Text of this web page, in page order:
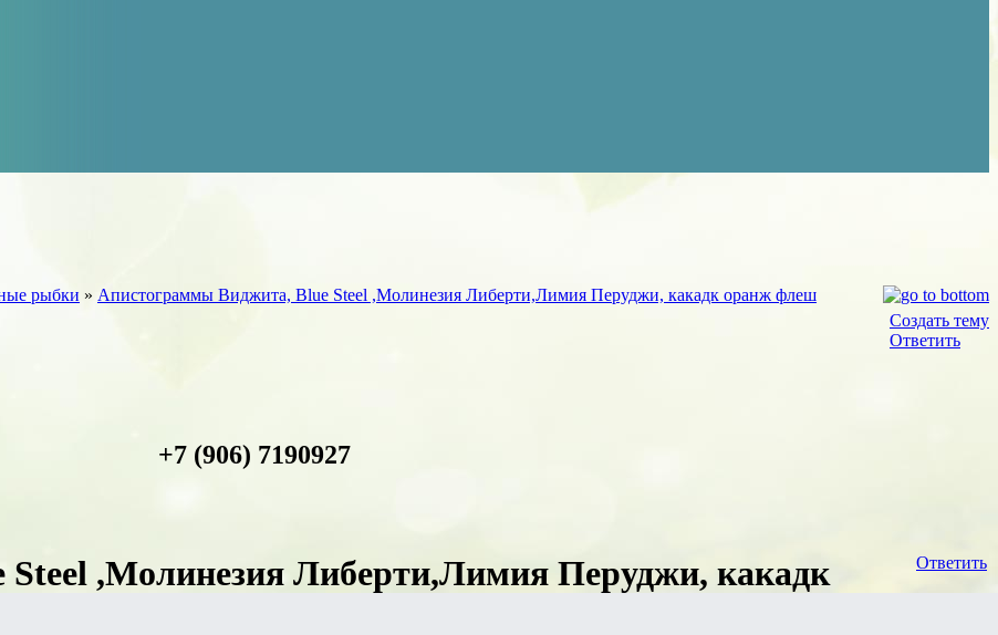
рыбки » Апистограммы Виджита, Blue Steel ,Молинезия Либерти,Лимия Перуджи, какадк оранж флеш
Создать тему
Ответить
+7 (906) 7190927
Ответить
,Молинезия Либерти,Лимия Перуджи, какадк